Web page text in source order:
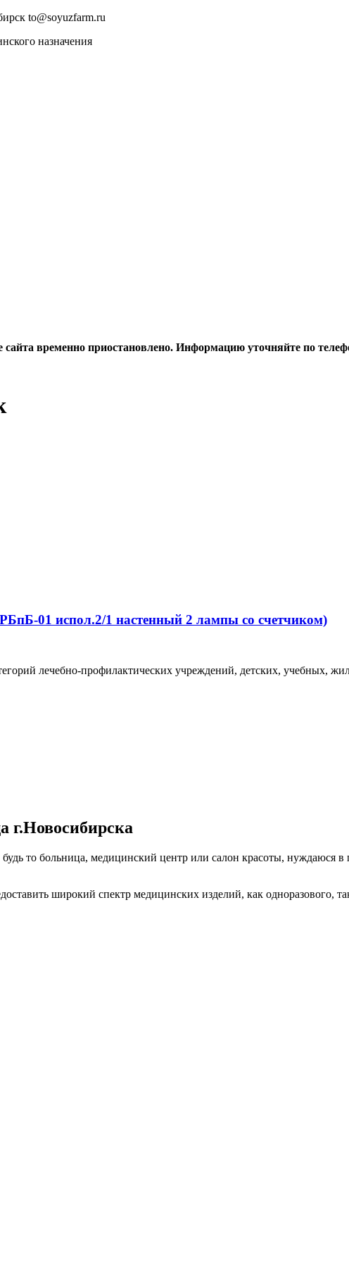
to@soyuzfarm.ru
сайта временно приостановлено. Информацию уточняйте по
01 испол.2/1 настенный 2 лампы со счетчиком)
лечебно-профилактических учреждений, детских, учебных,
г.Новосибирска
то больница, медицинский центр или салон красоты, нуждаюся
широкий спектр медицинских изделий, как одноразового, так